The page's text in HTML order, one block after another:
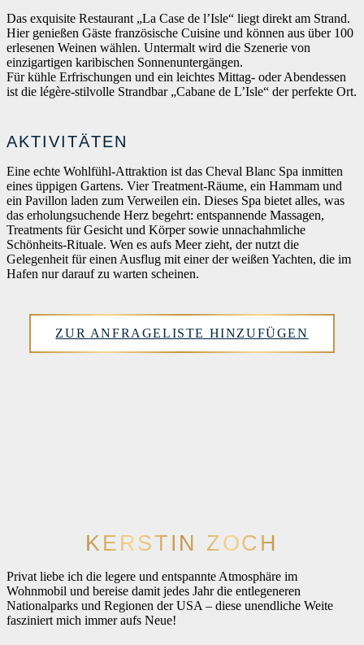
Das exquisite Restaurant „La Case de l’Isle“ liegt direkt am Strand.
Hier genießen Gäste französische Cuisine und können aus über 100
erlesenen Weinen wählen. Untermalt wird die Szenerie von
einzigartigen karibischen Sonnenuntergängen.
Für kühle Erfrischungen und ein leichtes Mittag- oder Abendessen
ist die légère-stilvolle Strandbar „Cabane de L’Isle“ der perfekte Ort.
AKTIVITÄTEN
Eine echte Wohlfühl-Attraktion ist das Cheval Blanc Spa inmitten
eines üppigen Gartens. Vier Treatment-Räume, ein Hammam und
ein Pavillon laden zum Verweilen ein. Dieses Spa bietet alles, was
das erholungsuchende Herz begehrt: entspannende Massagen,
Treatments für Gesicht und Körper sowie unnachahmliche
Schönheits-Rituale. Wen es aufs Meer zieht, der nutzt die
Gelegenheit für einen Ausflug mit einer der weißen Yachten, die im
Hafen nur darauf zu warten scheinen.
ZUR ANFRAGELISTE HINZUFÜGEN
KERSTIN ZOCH
Privat liebe ich die legere und entspannte Atmosphäre im
Wohnmobil und bereise damit jedes Jahr die entlegeneren
Nationalparks und Regionen der USA – diese unendliche Weite
fasziniert mich immer aufs Neue!